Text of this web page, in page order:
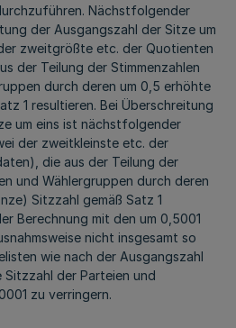
Nächstfolgender
der Ausgangszahl der Sitze um
zweitgrößte etc. der Quotienten
der Teilung der Stimmenzahlen
durch deren um 0,5 erhöhte
1 resultieren. Bei Überschreitung
um eins ist nächstfolgender
der zweitkleinste etc. der
die aus der Teilung der
und Wählergruppen durch deren
Sitzzahl gemäß Satz 1
Berechnung mit den um 0,5001
nicht insgesamt so
wie nach der Ausgangszahl
der Parteien und
zu verringern.